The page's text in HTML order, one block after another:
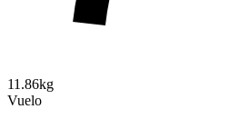
11.86kg
Vuelo